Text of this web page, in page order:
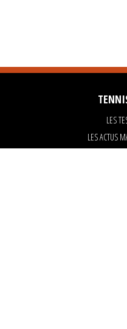
LES
LES ACTUS